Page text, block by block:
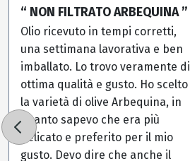
“ NON FILTRATO ARBEQUINA ”
Olio ricevuto in tempi corretti,
una settimana lavorativa e ben
imballato. Lo trovo veramente di
ottima qualità e gusto. Ho scelto
la varietà di olive Arbequina, in
quanto sapevo che era più
delicato e preferito per il mio
gusto. Devo dire che anche il